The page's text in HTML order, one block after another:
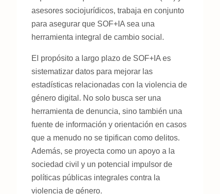
asesores sociojurídicos, trabaja en conjunto
para asegurar que SOF+IA sea una
herramienta integral de cambio social.
El propósito a largo plazo de SOF+IA es
sistematizar datos para mejorar las
estadísticas relacionadas con la violencia de
género digital. No solo busca ser una
herramienta de denuncia, sino también una
fuente de información y orientación en casos
que a menudo no se tipifican como delitos.
Además, se proyecta como un apoyo a la
sociedad civil y un potencial impulsor de
políticas públicas integrales contra la
violencia de género.